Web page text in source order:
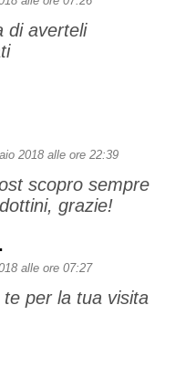
di averteli
2018 alle ore 22:39
scopro sempre
grazie!
alle ore 07:27
te per la tua visita